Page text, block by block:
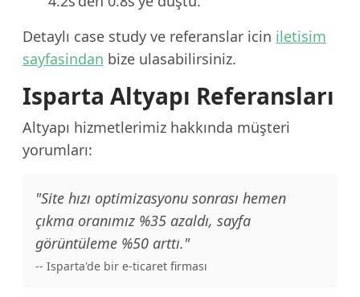
Detaylı case study ve referanslar icin iletisim
sayfasindan bize ulasabilirsiniz.
Isparta Altyapı Referansları
Altyapı hizmetlerimiz hakkında müşteri
yorumları:
"Site hızı optimizasyonu sonrası hemen
çıkma oranımız %35 azaldı, sayfa
görüntüleme %50 arttı."
-- Isparta'de bir e-ticaret firması